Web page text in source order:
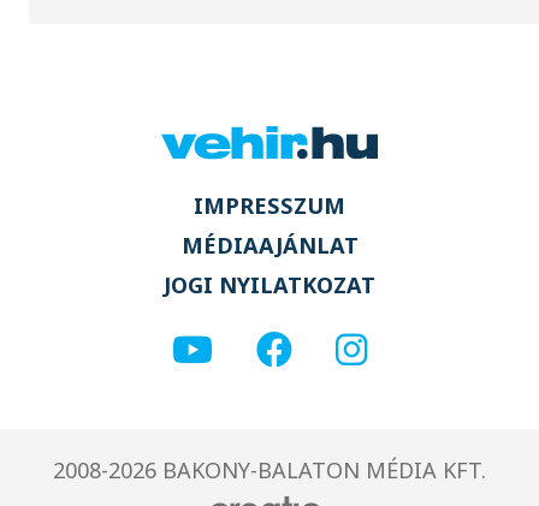
IMPRESSZUM
MÉDIAAJÁNLAT
JOGI NYILATKOZAT
2008-2026 BAKONY-BALATON MÉDIA KFT.